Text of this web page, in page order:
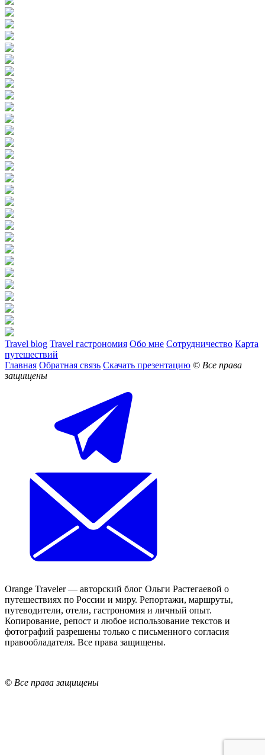
Travel blog Travel гастрономия Обо мне Сотрудничество Карта
путешествий
Главная Обратная связь Скачать презентацию © Все права
защищены
Orange Traveler — авторский блог Ольги Растегаевой о
путешествиях по России и миру. Репортажи, маршруты,
путеводители, отели, гастрономия и личный опыт.
Копирование, репост и любое использование текстов и
фотографий разрешены только с письменного согласия
правообладателя. Все права защищены.
© Все права защищены